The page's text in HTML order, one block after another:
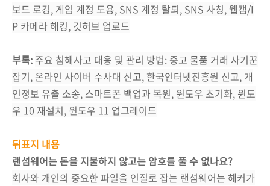
보드 로깅, 게임 계정 도용, SNS 계정 탈퇴, SNS 사칭, 웹캠/I
P 카메라 해킹, 깃허브 업로드
부록: 주요 침해사고 대응 및 관리 방법: 중고 물품 거래 사기꾼
잡기, 온라인 사이버 수사대 신고, 한국인터넷진흥원 신고, 개
인정보 유출 소송, 스마트폰 백업과 복원, 윈도우 초기화, 윈도
우 10 재설치, 윈도우 11 업그레이드
뒤표지 내용
랜섬웨어는 돈을 지불하지 않고는 암호를 풀 수 없나요?
회사와 개인의 중요한 파일을 인질로 잡는 랜섬웨어는 해커가